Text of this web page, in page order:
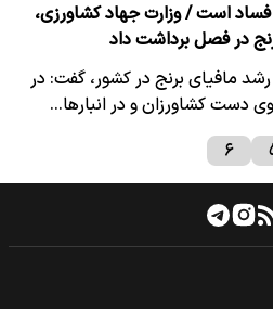
فساد است / وزارت جهاد کشاورزی،
در فصل برداشت داد
مافیای برنج در کشور، گفت: در
دست کشاورزان و در انبارها…
۶